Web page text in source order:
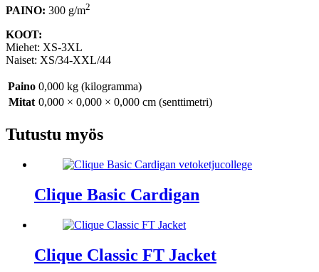
PAINO: 300 g/m2
KOOT:
Miehet: XS-3XL
Naiset: XS/34-XXL/44
Paino 0,000 kg (kilogramma)
Mitat 0,000 × 0,000 × 0,000 cm (senttimetri)
Tutustu myös
Clique Basic Cardigan
Clique Classic FT Jacket